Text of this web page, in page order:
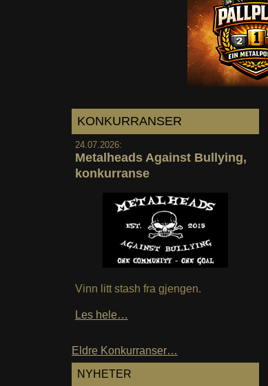
KONKURRANSER
24.07.2026:
Metalheads Against Bullying,
konkurranse
Vinn litt stash fra gjengen.
Les hele…
Eldre Konkurranser…
NYHETER